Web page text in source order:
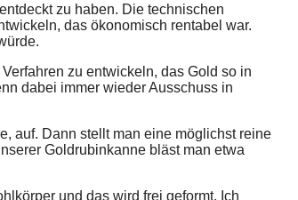
zu haben. Die technischen
das ökonomisch rentabel war.
zu entwickeln, das Gold so in
dabei immer wieder Ausschuss in
auf. Dann stellt man eine möglichst reine
Goldrubinkanne bläst man etwa
und das wird frei geformt. Ich